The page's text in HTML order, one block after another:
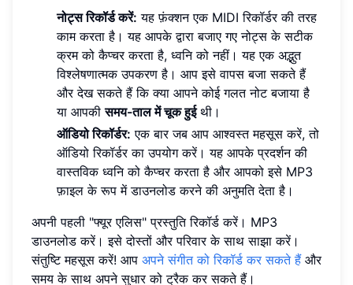
नोट्स रिकॉर्ड करें: यह फ़ंक्शन एक MIDI रिकॉर्डर की तरह
काम करता है। यह आपके द्वारा बजाए गए नोट्स के सटीक
क्रम को कैप्चर करता है, ध्वनि को नहीं। यह एक अद्भुत
विश्लेषणात्मक उपकरण है। आप इसे वापस बजा सकते हैं
और देख सकते हैं कि क्या आपने कोई गलत नोट बजाया है
या आपकीसमय-ताल में चूक हुईथी।
ऑडियो रिकॉर्डर: एक बार जब आप आश्वस्त महसूस करें, तो
ऑडियो रिकॉर्डर का उपयोग करें। यह आपके प्रदर्शन की
वास्तविक ध्वनि को कैप्चर करता है और आपको इसे MP3
फ़ाइल के रूप में डाउनलोड करने की अनुमति देता है।
अपनी पहली "फ्यूर एलिस" प्रस्तुति रिकॉर्ड करें। MP3
डाउनलोड करें। इसे दोस्तों और परिवार के साथ साझा करें।
संतुष्टि महसूस करें! आप अपने संगीत को रिकॉर्ड कर सकते हैंऔर
समय के साथ अपने सुधार को ट्रैक कर सकते हैं।